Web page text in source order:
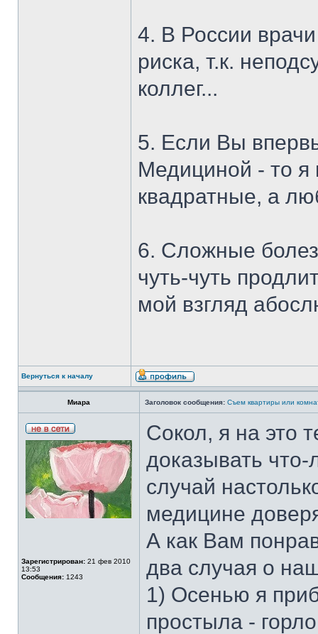
4. В России
риска, т.к.
коллег...
5. Если Вы
Медициной - то я
квадратные, а
6. Сложные
чуть-чуть
мой взгляд
Вернуться к началу
Миара Заголовок сообщения: Съем квартиры или
Зарегистрирован: 21 фев 2010
13:53
Сообщения: 1243
Сокол, я на это
доказывать что-
случай
медицине
А как Вам
два случая о
1) Осенью я
простыла -